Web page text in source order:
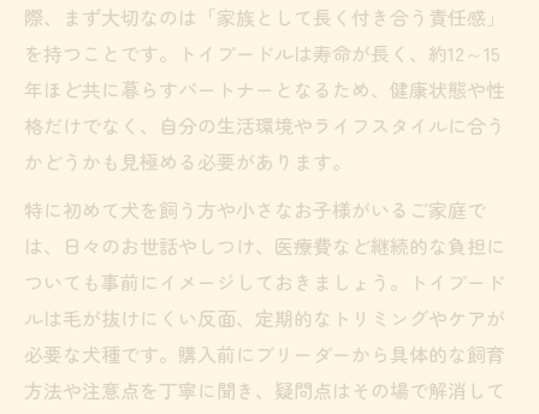
際、まず大切なのは「家族として長く付き合う責任感」
を持つことです。トイプードルは寿命が長く、約12～15
年ほど共に暮らすパートナーとなるため、健康状態や性
格だけでなく、自分の生活環境やライフスタイルに合う
かどうかも見極める必要があります。
特に初めて犬を飼う方や小さなお子様がいるご家庭で
は、日々のお世話やしつけ、医療費など継続的な負担に
ついても事前にイメージしておきましょう。トイプード
ルは毛が抜けにくい反面、定期的なトリミングやケアが
必要な犬種です。購入前にブリーダーから具体的な飼育
方法や注意点を丁寧に聞き、疑問点はその場で解消して